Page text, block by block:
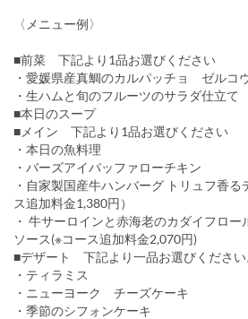
〈メニュー例〉
■前菜 下記より1品お選びください
・愛媛県産真鯛のカルパッチョ ゼルコ
・生ハムと旬のフルーツのサラダ仕立
■本日のスープ
■メイン 下記より1品お選びください
・本日の魚料理
・バーズアイバッファローチキン
・自家製国産牛ハンバーグ トリュフ香
ス追加料金1,380円）
・ 牛サーロインと赤海老のカダイフロ
ソース(※コース追加料金2,070円)
■デザート 下記より一品お選びください
・ティラミス
・ニューヨーク チーズケーキ
・季節のシフォンケーキ